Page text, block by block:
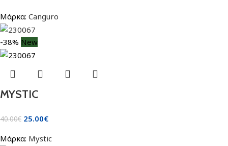
Μάρκα: Canguro
-38% New
MYSTIC
40.00€ 25.00€
Μάρκα: Mystic